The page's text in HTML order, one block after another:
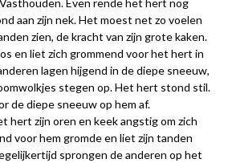
aan zijn nek. Het moest net zo voelen
zien, de kracht van zijn grote kaken.
en liet zich grommend voor het hert in
lagen hijgend in de diepe sneeuw,
stegen op. Het hert stond stil.
de diepe sneeuw op hem af.
hert zijn oren en keek angstig om zich
voor hem gromde en liet zijn tanden
sprongen de anderen op het